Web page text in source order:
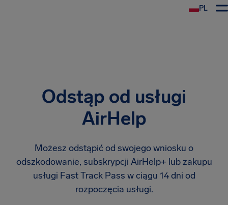
PL
Odstąp od usługi
AirHelp
Możesz odstąpić od swojego wniosku o
odszkodowanie, subskrypcji AirHelp+ lub zakupu
usługi Fast Track Pass w ciągu 14 dni od
rozpoczęcia usługi.